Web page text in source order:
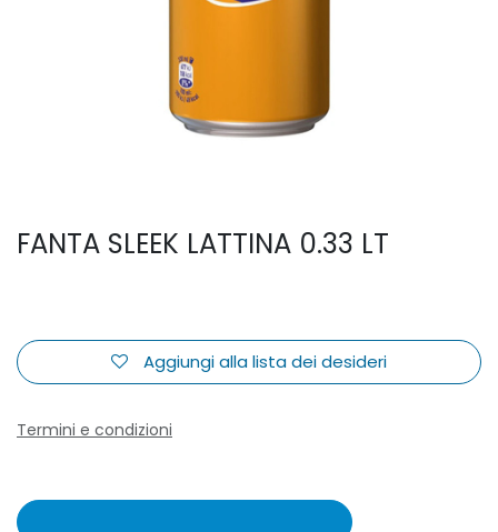
FANTA SLEEK LATTINA 0.33 LT
Aggiungi alla lista dei desideri
Termini e condizioni